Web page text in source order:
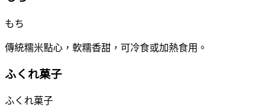
もち
傳統糯米點心，軟糯香甜，可冷食或加熱食用。
ふくれ菓子
ふくれ菓子